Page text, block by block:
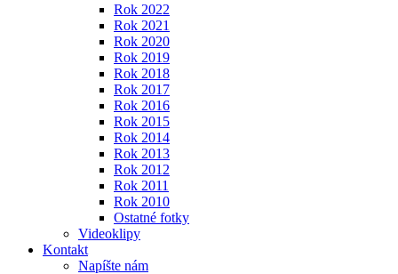
Rok 2022
Rok 2021
Rok 2020
Rok 2019
Rok 2018
Rok 2017
Rok 2016
Rok 2015
Rok 2014
Rok 2013
Rok 2012
Rok 2011
Rok 2010
Ostatné fotky
Videoklipy
Kontakt
Napíšte nám